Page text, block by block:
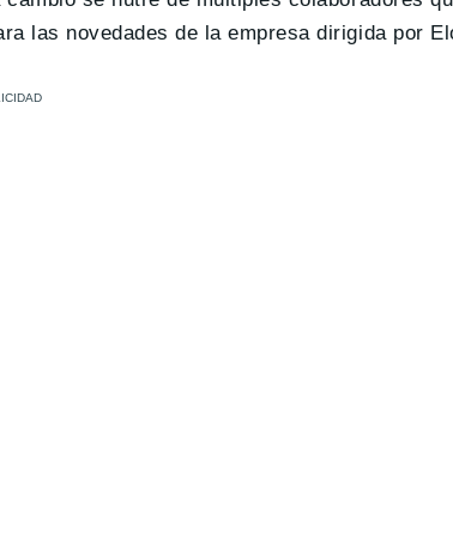
las novedades de la empresa dirigida por